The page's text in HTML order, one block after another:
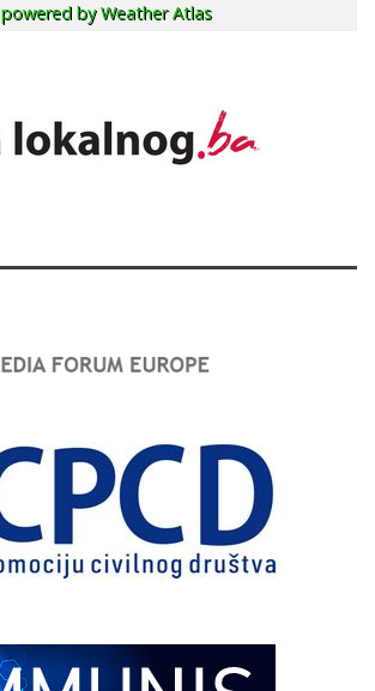
powered byWeather Atlas